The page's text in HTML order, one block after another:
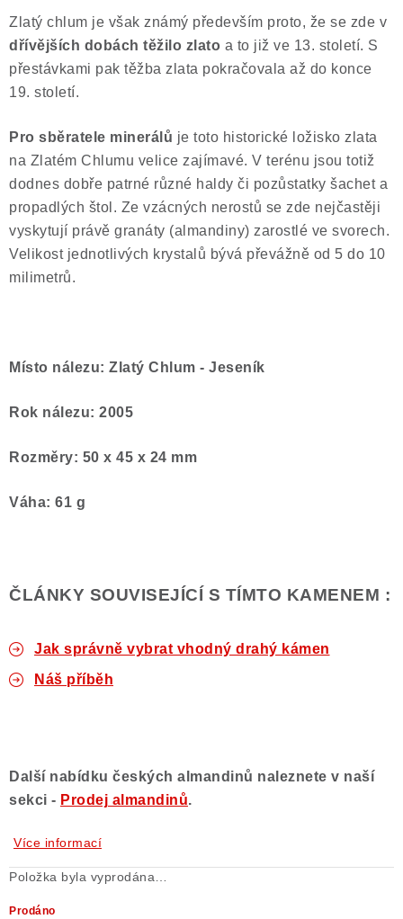
Zlatý chlum je však známý především proto, že se zde v
dřívějších dobách těžilo zlato a to již ve 13. století. S
přestávkami pak těžba zlata pokračovala až do konce
19. století.
Pro sběratele minerálů je toto historické ložisko zlata
na Zlatém Chlumu velice zajímavé. V terénu jsou totiž
dodnes dobře patrné různé haldy či pozůstatky šachet a
propadlých štol. Ze vzácných nerostů se zde nejčastěji
vyskytují právě granáty (almandiny) zarostlé ve svorech.
Velikost jednotlivých krystalů bývá převážně od 5 do 10
milimetrů.
Místo nálezu: Zlatý Chlum - Jeseník
Rok nálezu: 2005
Rozměry: 50 x 45 x 24 mm
Váha: 61 g
ČLÁNKY SOUVISEJÍCÍ S TÍMTO KAMENEM :
Jak správně vybrat vhodný drahý kámen
Náš příběh
Další nabídku českých almandinů naleznete v naší
sekci - Prodej almandinů.
Více informací
Položka byla vyprodána…
Prodáno